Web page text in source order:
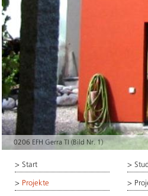
0206 EFH Gerra TI (Bild Nr. 1)
> Start
> Projekte
>
>